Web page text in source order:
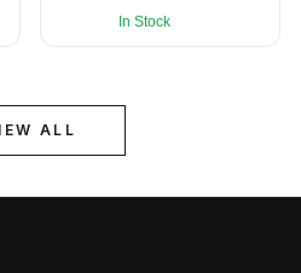
In Stock
ALL